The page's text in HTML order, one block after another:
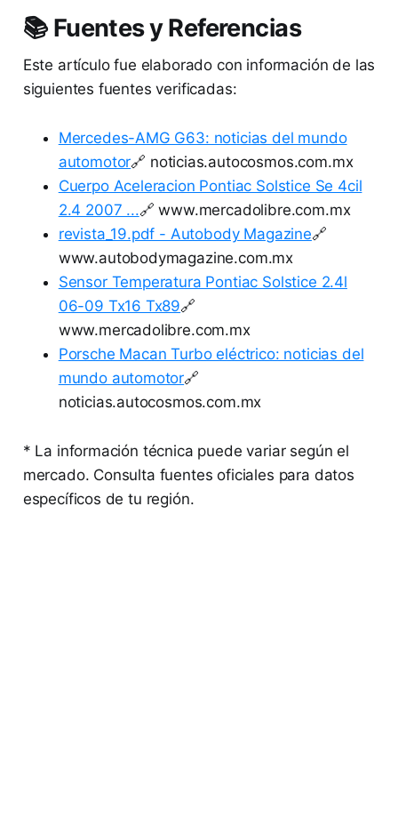
📚 Fuentes y Referencias
Este artículo fue elaborado con información de las
siguientes fuentes verificadas:
Mercedes-AMG G63: noticias del mundo
automotor🔗 noticias.autocosmos.com.mx
Cuerpo Aceleracion Pontiac Solstice Se 4cil
2.4 2007 ...🔗 www.mercadolibre.com.mx
revista_19.pdf - Autobody Magazine🔗
www.autobodymagazine.com.mx
Sensor Temperatura Pontiac Solstice 2.4l
06-09 Tx16 Tx89🔗
www.mercadolibre.com.mx
Porsche Macan Turbo eléctrico: noticias del
mundo automotor🔗
noticias.autocosmos.com.mx
* La información técnica puede variar según el
mercado. Consulta fuentes oficiales para datos
específicos de tu región.